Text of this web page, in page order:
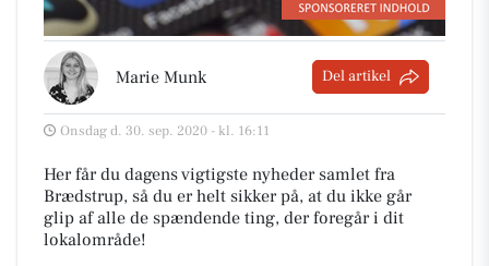
Marie Munk Del artikel
Onsdag d. 30. sep. 2020 - kl. 16:11
Her får du dagens vigtigste nyheder samlet fra
Brædstrup, så du er helt sikker på, at du ikke går
glip af alle de spændende ting, der foregår i dit
lokalområde!